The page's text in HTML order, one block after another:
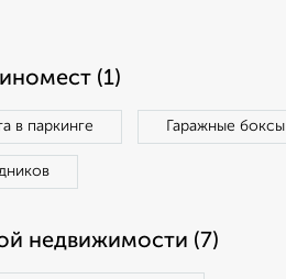
(1)
в паркинге Гаражные боксы
недвижимости (7)